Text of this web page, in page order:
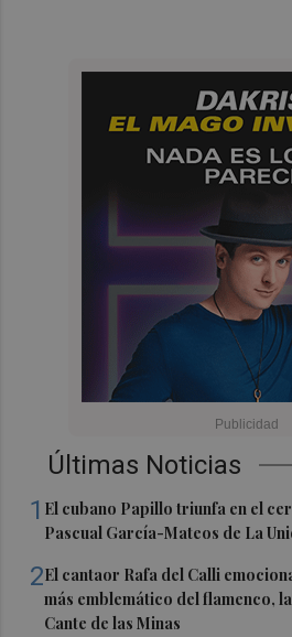
Últimas Noticias
1 El cubano Papillo triunfa en el
Pascual García-Mateos de La
2El cantaor Rafa del Calli
más emblemático del flamenco,
Cante de las Minas